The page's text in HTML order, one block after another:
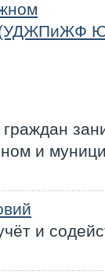
(УДЖПиЖФ
граждан
и
и